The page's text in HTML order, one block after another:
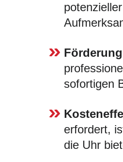
sofortigen
erfordert,
die Uhr